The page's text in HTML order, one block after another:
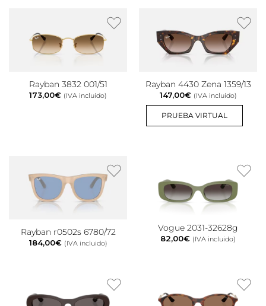
Rayban 3832 001/51
173,00€ (IVA incluido)
Rayban 4430 Zena 1359/13
147,00€ (IVA incluido)
PRUEBA VIRTUAL
Rayban r0502s 6780/72
184,00€ (IVA incluido)
Vogue 2031-32628g
82,00€ (IVA incluido)